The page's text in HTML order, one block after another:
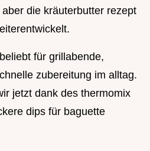
die kräuterbutter rezept
für grillabende,
zubereitung im alltag.
jetzt dank des thermomix
dips für baguette